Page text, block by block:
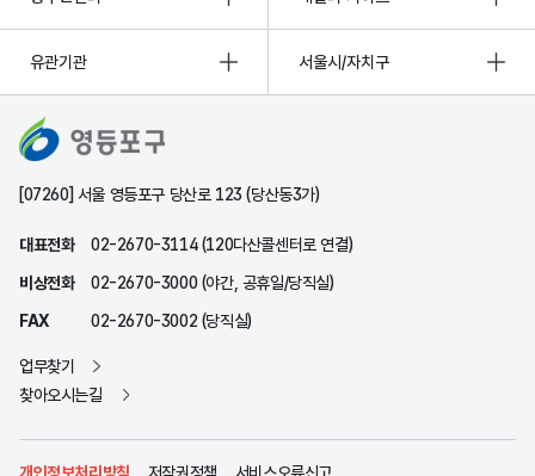
유관기관 서울시/자치구
[07260] 서울 영등포구 당산로 123 (당산동3가)
대표전화
02-2670-3114 (120다산콜센터로 연결)
비상전화
02-2670-3000 (야간, 공휴일/당직실)
FAX
02-2670-3002 (당직실)
업무찾기
찾아오시는길